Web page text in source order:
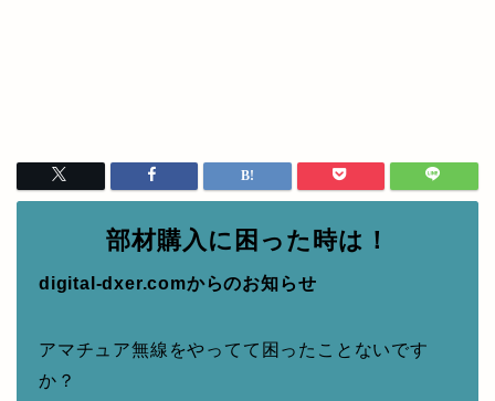
部材購入に困った時は！
digital-dxer.comからのお知らせ
アマチュア無線をやってて困ったことないです
か？